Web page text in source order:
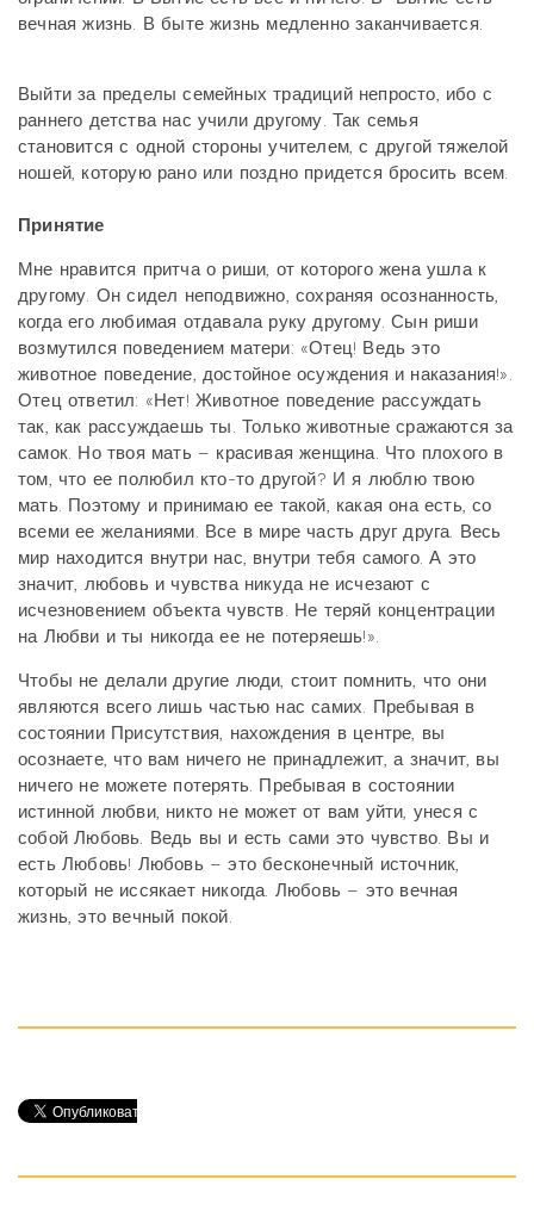
вечная жизнь. В быте жизнь медленно заканчивается.
Выйти за пределы семейных традиций непросто, ибо с
раннего детства нас учили другому. Так семья
становится с одной стороны учителем, с другой тяжелой
ношей, которую рано или поздно придется бросить всем.
Принятие
Мне нравится притча о риши, от которого жена ушла к
другому. Он сидел неподвижно, сохраняя осознанность,
когда его любимая отдавала руку другому. Сын риши
возмутился поведением матери: «Отец! Ведь это
животное поведение, достойное осуждения и наказания!».
Отец ответил: «Нет! Животное поведение рассуждать
так, как рассуждаешь ты. Только животные сражаются за
самок. Но твоя мать – красивая женщина. Что плохого в
том, что ее полюбил кто-то другой? И я люблю твою
мать. Поэтому и принимаю ее такой, какая она есть, со
всеми ее желаниями. Все в мире часть друг друга. Весь
мир находится внутри нас, внутри тебя самого. А это
значит, любовь и чувства никуда не исчезают с
исчезновением объекта чувств. Не теряй концентрации
на Любви и ты никогда ее не потеряешь!».
Чтобы не делали другие люди, стоит помнить, что они
являются всего лишь частью нас самих. Пребывая в
состоянии Присутствия, нахождения в центре, вы
осознаете, что вам ничего не принадлежит, а значит, вы
ничего не можете потерять. Пребывая в состоянии
истинной любви, никто не может от вам уйти, унеся с
собой Любовь. Ведь вы и есть сами это чувство. Вы и
есть Любовь! Любовь – это бесконечный источник,
который не иссякает никогда. Любовь – это вечная
жизнь, это вечный покой.